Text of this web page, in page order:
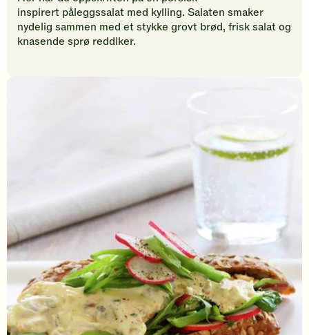
å
vurdere
denne
oppskriften.
inspirert påleggssalat med kylling. Salaten smaker
nydelig sammen med et stykke grovt brød, frisk salat og
knasende sprø reddiker.